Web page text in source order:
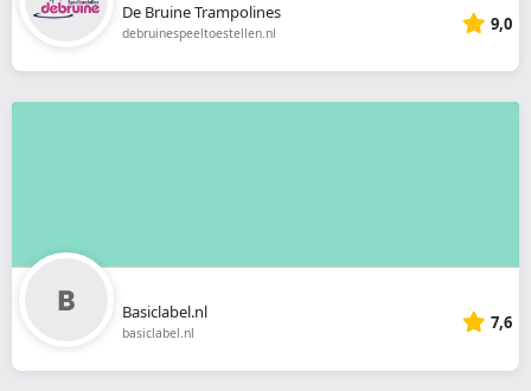
De Bruine Trampolines
debruinespeeltoestellen.nl 9,0
Basiclabel.nl
basiclabel.nl 7,6